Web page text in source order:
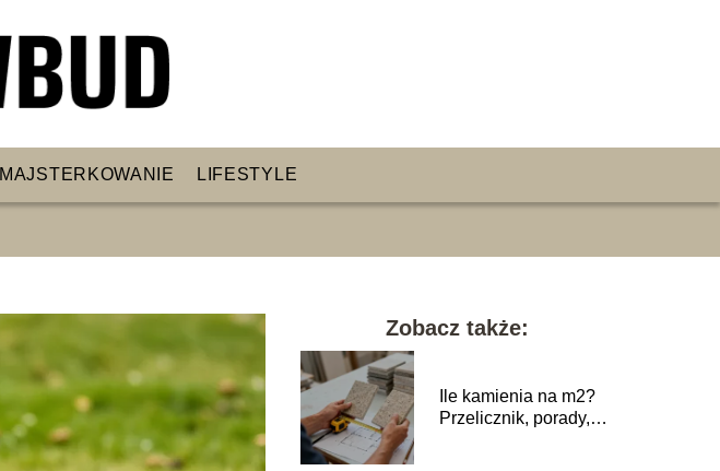
MAJSTERKOWANIE LIFESTYLE
Zobacz także:
Ile kamienia na m2?
Przelicznik, porady,